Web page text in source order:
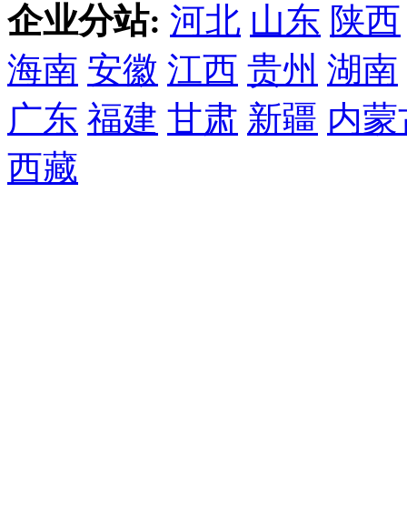
企业分站: 河北 山东 陕西
海南 安徽 江西 贵州 湖南
广东 福建 甘肃 新疆 内蒙
西藏